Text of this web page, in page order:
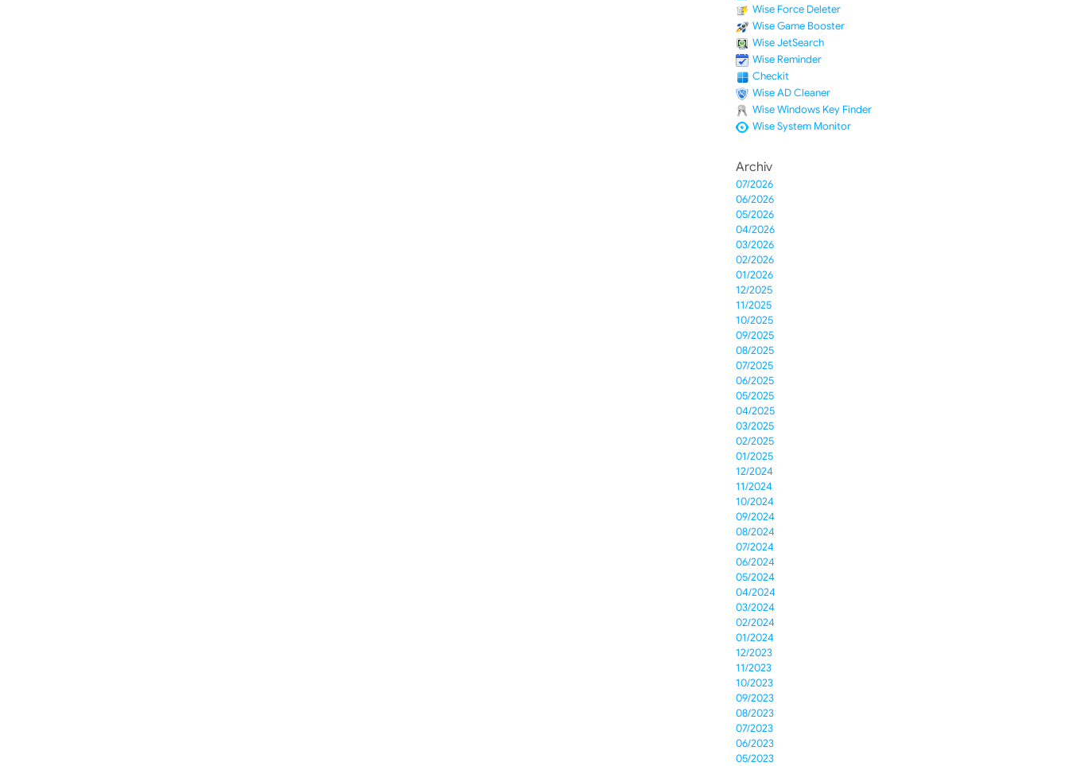
Wise Force Deleter
Wise Game Booster
Wise JetSearch
Wise Reminder
Checkit
Wise AD Cleaner
Wise Windows Key Finder
Wise System Monitor
Archiv
07/2026
06/2026
05/2026
04/2026
03/2026
02/2026
01/2026
12/2025
11/2025
10/2025
09/2025
08/2025
07/2025
06/2025
05/2025
04/2025
03/2025
02/2025
01/2025
12/2024
11/2024
10/2024
09/2024
08/2024
07/2024
06/2024
05/2024
04/2024
03/2024
02/2024
01/2024
12/2023
11/2023
10/2023
09/2023
08/2023
07/2023
06/2023
05/2023